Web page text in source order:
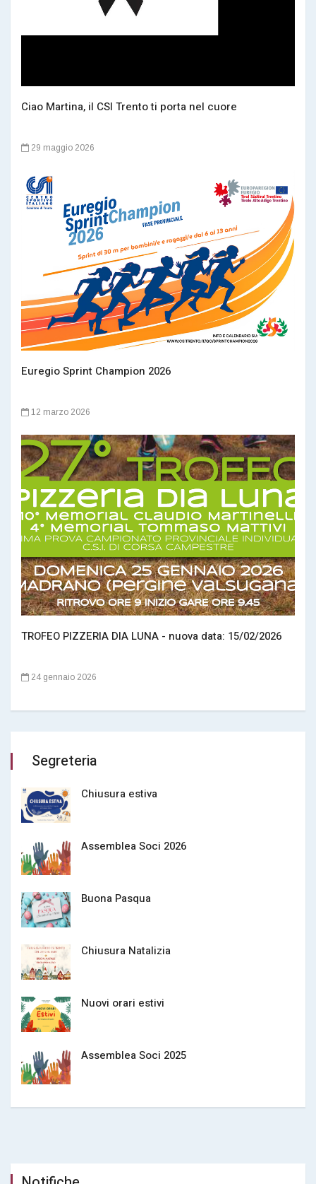
Ciao Martina, il CSI Trento ti porta nel cuore
29 maggio 2026
Euregio Sprint Champion 2026
12 marzo 2026
TROFEO PIZZERIA DIA LUNA - nuova data: 15/02/2026
24 gennaio 2026
Segreteria
Chiusura estiva
Assemblea Soci 2026
Buona Pasqua
Chiusura Natalizia
Nuovi orari estivi
Assemblea Soci 2025